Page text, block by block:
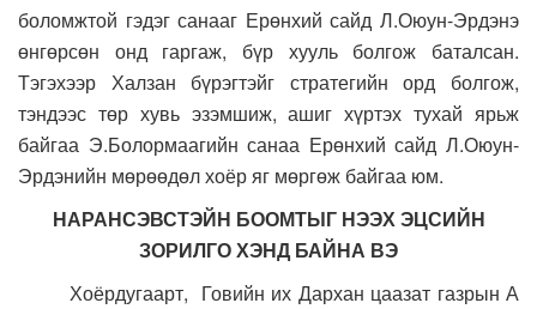
боломжтой гэдэг санааг Ерөнхий сайд Л.Оюун-Эрдэнэ
өнгөрсөн онд гаргаж, бүр хууль болгож баталсан.
Тэгэхээр Халзан бүрэгтэйг стратегийн орд болгож,
тэндээс төр хувь эзэмшиж, ашиг хүртэх тухай ярьж
байгаа Э.Болормаагийн санаа Ерөнхий сайд Л.Оюун-
Эрдэнийн мөрөөдөл хоёр яг мөргөж байгаа юм.
НАРАНСЭВСТЭЙН БООМТЫГ НЭЭХ ЭЦСИЙН
ЗОРИЛГО ХЭНД БАЙНА ВЭ
Хоёрдугаарт, Говийн их Дархан цаазат газрын А